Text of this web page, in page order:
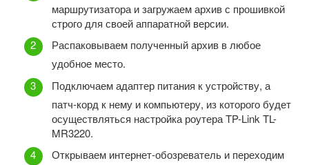
маршрутизатора и загружаем архив с прошивкой
строго для своей аппаратной версии.
Распаковываем полученный архив в любое
удобное место.
Подключаем адаптер питания к устройству, а
патч-корд к нему и компьютеру, из которого будет
осуществляться настройка роутера TP-Link TL-
MR3220.
Открываем интернет-обозреватель и переходим